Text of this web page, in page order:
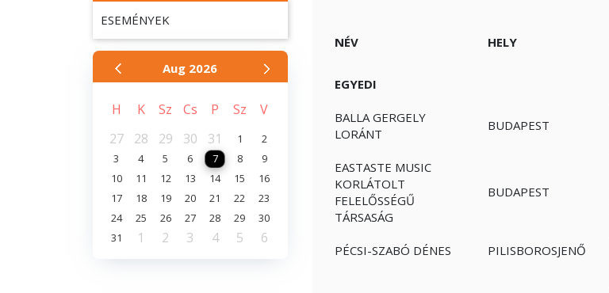
ESEMÉNYEK
Aug 2026
H K Sz Cs P Sz
V
27
28 29 30 31 1
2
3
4 5 6 7 8
9
10
11 12 13 14 15
16
17
18 19 20 21 22
23
24
25 26 27 28 29
30
31
1 2 3 4 5 6
NÉV HELY
EGYEDI
BALLA GERGELY
LORÁNT
BUDAPEST
EASTASTE MUSIC
KORLÁTOLT
FELELŐSSÉGŰ
TÁRSASÁG
BUDAPEST
PÉCSI-SZABÓ DÉNES PILISBOROSJENŐ